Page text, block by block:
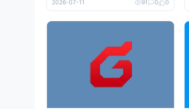
可完整恢复分区内所有文件，支持各类存
储介质，多语便携版免安装、即插即用。
软件下载 分区恢复工具 Hetman Partitio
2026-07-11 91 0 0